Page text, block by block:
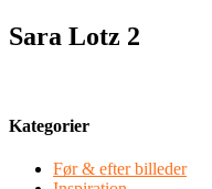
Sara Lotz 2
Kategorier
Før & efter billeder